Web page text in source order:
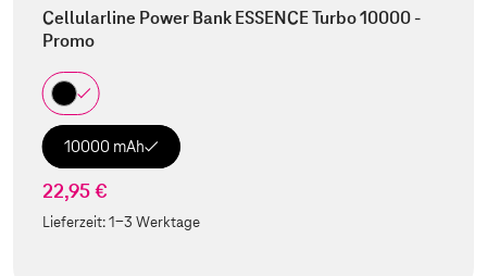
Cellularline Power Bank ESSENCE Turbo 10000 -
Promo
10000 mAh
22,95 €
Lieferzeit:1-3 Werktage